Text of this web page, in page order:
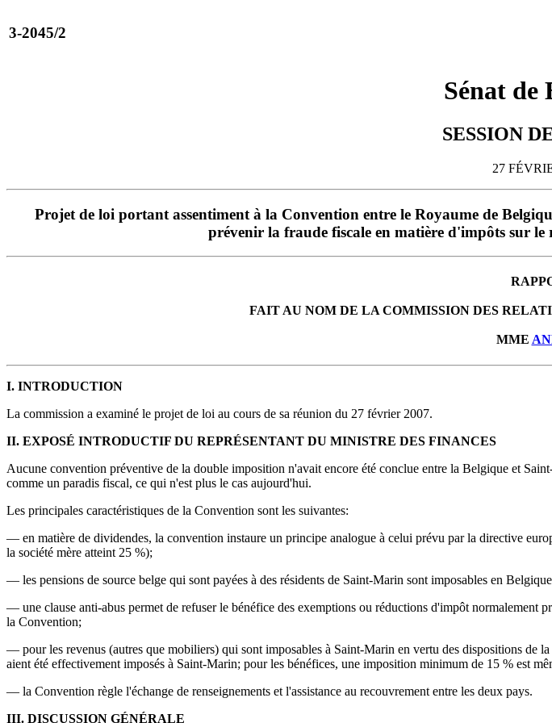
3-2045/2
Sénat de
SESSION
27
Projet de loi portant assentiment à la Convention entre le Royaume de
prévenir la fraude fiscale en matière d'impôts sur
FAIT AU NOM DE LA COMMISSION DES
MME
I. INTRODUCTION
La commission a examiné le projet de loi au cours de sa réunion du 27 février 2007.
II. EXPOSÉ INTRODUCTIF DU REPRÉSENTANT DU MINISTRE DES FINANCES
Aucune convention préventive de la double imposition n'avait encore été conclue entre la Belgique et
comme un paradis fiscal, ce qui n'est plus le cas aujourd'hui.
Les principales caractéristiques de la Convention sont les suivantes:
— en matière de dividendes, la convention instaure un principe analogue à celui prévu par la directive
la société mère atteint 25 %);
— les pensions de source belge qui sont payées à des résidents de Saint-Marin sont imposables en
— une clause anti-abus permet de refuser le bénéfice des exemptions ou réductions d'impôt normalement
la Convention;
— pour les revenus (autres que mobiliers) qui sont imposables à Saint-Marin en vertu des dispositions de
aient été effectivement imposés à Saint-Marin; pour les bénéfices, une imposition minimum de 15 % est
— la Convention règle l'échange de renseignements et l'assistance au recouvrement entre les deux pays.
III. DISCUSSION GÉNÉRALE